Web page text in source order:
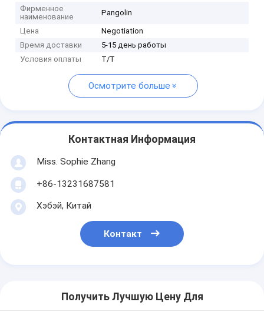
Фирменное
наименование
Pangolin
Цена
Negotiation
Время доставки
5-15 день работы
Условия оплаты
T/T
Осмотрите больше
Контактная Информация
Miss. Sophie Zhang
+86-13231687581
Хэбэй, Китай
Контакт
Получить Лучшую Цену Для